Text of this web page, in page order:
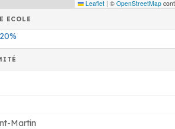
Leaflet | © OpenStreetMap
ECOLE
Martin